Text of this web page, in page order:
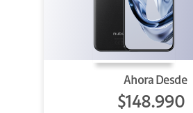
Ahora Desde
$148.990